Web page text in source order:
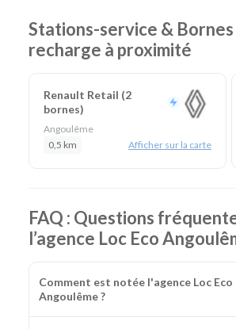
Stations-service &
recharge à proximité
Renault Retail (2
bornes)
Angoulême
0,5 km
Afficher sur la carte
FAQ : Questions
l’agence Loc Eco
Comment est notée l'agence Loc Eco
Angoulême ?